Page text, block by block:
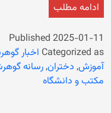
خاموشی این کشورها در
رهبران کشورهای اسلامی
زنان افغانستان اولویت
زنان و دختران از آموزش،
است که این محدودیت‌ها
ادامه مطلب
Published 2025-01-11
Categorized as اخبار
آموزش, دختران,رسانه
مکتب و دانشگاه